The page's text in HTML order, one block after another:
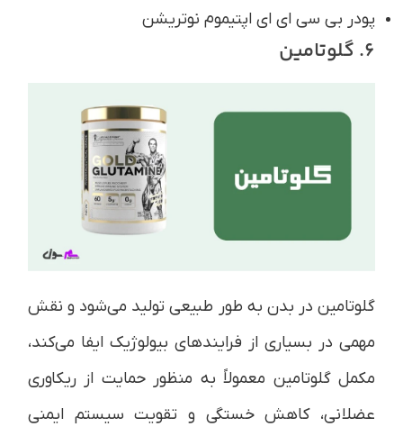
پودر بی سی ای ای اپتیموم نوتریشن
6. گلوتامین
گلوتامین در بدن به طور طبیعی تولید می‌شود و نقش
مهمی در بسیاری از فرایندهای بیولوژیک ایفا می‌کند،
مکمل گلوتامین معمولاً به منظور حمایت از ریکاوری
عضلانی، کاهش خستگی و تقویت سیستم ایمنی